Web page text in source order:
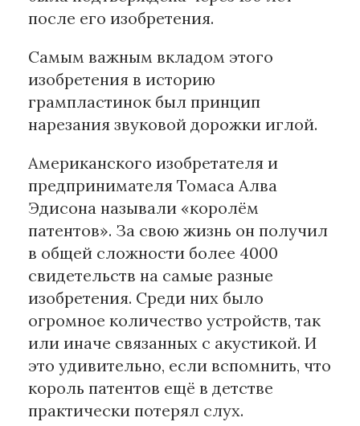
после его изобретения.
Самым важным вкладом этого
изобретения в историю
грампластинок был принцип
нарезания звуковой дорожки иглой.
Американского изобретателя и
предпринимателя Томаса Алва
Эдисона называли «королём
патентов». За свою жизнь он получил
в общей сложности более 4000
свидетельств на самые разные
изобретения. Среди них было
огромное количество устройств, так
или иначе связанных с акустикой. И
это удивительно, если вспомнить, что
король патентов ещё в детстве
практически потерял слух.